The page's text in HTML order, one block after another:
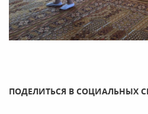
ПОДЕЛИТЬСЯ В СОЦИАЛЬНЫХ